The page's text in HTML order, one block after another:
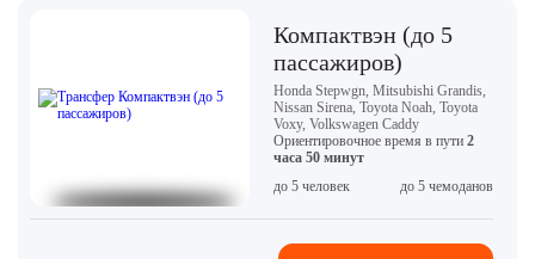
Компактвэн (до 5
пассажиров)
Honda Stepwgn, Mitsubishi Grandis,
Nissan Sirena, Toyota Noah, Toyota
Voxy, Volkswagen Caddy
Ориентировочное время в пути 2
часа 50 минут
до 5 человек
до 5 чемоданов